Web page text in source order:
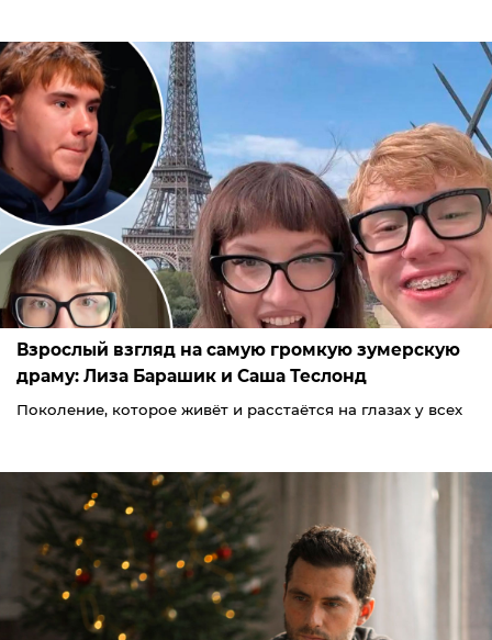
Взрослый взгляд на самую громкую зумерскую
драму: Лиза Барашик и Саша Теслонд
Поколение, которое живёт и расстаётся на глазах у всех